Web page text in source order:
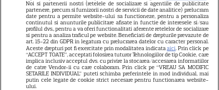
de minute
3
VEDETE STRĂINE
Marvel are un nou Black
Panther. David Jonsson preia
moștenirea lui Chadwick
Boseman
Noi si partenerii nostri (retelele de socializare si agentiile de publicitate
partenere, precum si furnizorii nostri de servicii de date analitice) prelucram
date pentru a permite website-ului sa functioneze, pentru a personaliza
continutul si anunturile publicitare afisate in functie de interesele si/sau
profilul dvs., pentru a va oferi functionalitati aferente retelelor de socializare
si pentru a analiza traficul pe website. Beneficiati de drepturile prevazute de
art. 15-22 din GDPR in legatura cu prelucrarea datelor cu caracter personal.
Aceste drepturi pot fi exercitate prin modalitatea indicataaici. Prin click pe
“ACCEPT TOATE”, acceptati folosirea tuturor Tehnologiilor de tip Cookie, care
implica inclusiv acceptul dvs. cu privire la stocarea/accesarea informatiilor
de catre Vendor-ii cu care colaboram. Prin click pe “VREAU SA MODIFIC
SETARILE INDIVIDUAL” puteti schimba preferintele in mod individual, mai
putin cele legate de cookie strict necesare pentru functionarea website-
ului.